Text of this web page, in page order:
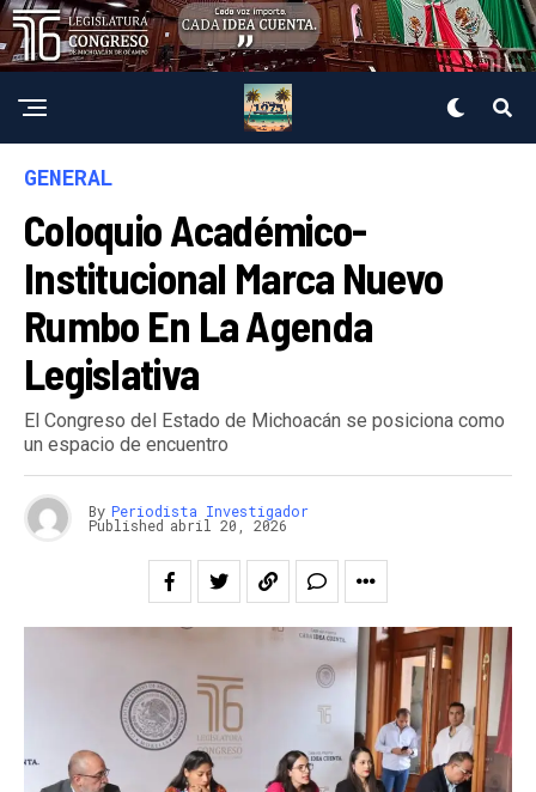
GENERAL
Coloquio Académico-
Institucional Marca Nuevo
Rumbo En La Agenda
Legislativa
El Congreso del Estado de Michoacán se posiciona como
un espacio de encuentro
By Periodista Investigador
Published abril 20, 2026